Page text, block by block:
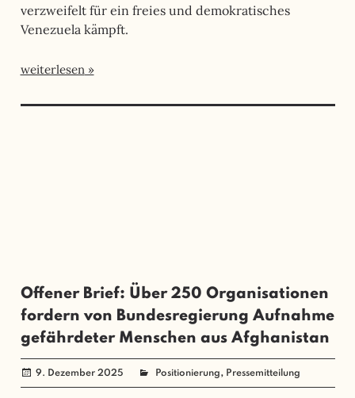
verzweifelt für ein freies und demokratisches
Venezuela kämpft.
weiterlesen
Offener Brief: Über 250 Organisationen
fordern von Bundesregierung Aufnahme
gefährdeter Menschen aus Afghanistan
9. Dezember 2025 administrator
Positionierung, Pressemitteilung